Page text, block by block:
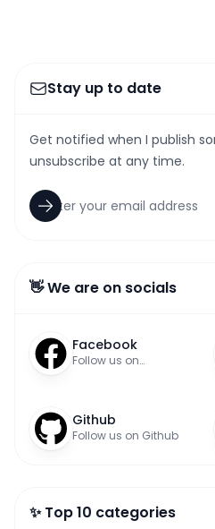
Stay up to date
Get notified when I publish
unsubscribe at any time.
👋 We are on socials
Facebook
Follow us on
Github
Follow us on Github
✨ Top 10 categories